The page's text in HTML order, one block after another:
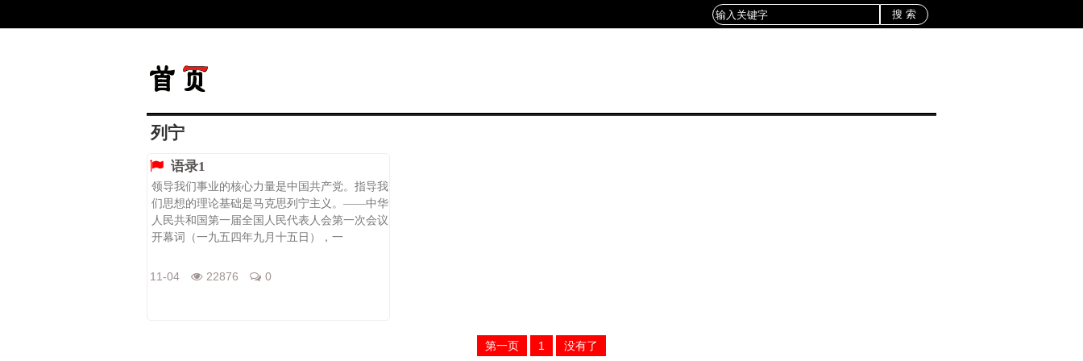
列宁
语录1
领导我们事业的核心力量是中国共产党。指导我
们思想的理论基础是马克思列宁主义。——中华
人民共和国第一届全国人民代表人会第一次会议
开幕词（一九五四年九月十五日），一
11-04 22876 0
第一页 1 没有了